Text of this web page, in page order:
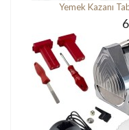
Yemek Kazanı